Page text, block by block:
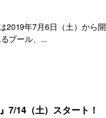
2019年7月6日（土）から開
プール、...
7/14（土）スタート！